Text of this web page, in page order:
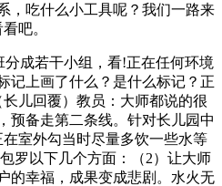
，吃什么小工具呢？我们一路来
吧。
成若干小组，看!正在任何环境
记上画了什么？是什么标记？正
儿回覆）教员：大师都说的很
预备走第二条线。针对长儿园中
室外勾当时尽量多饮一些水等
罗以下几个方面：（2）让大师
的幸福，成果变成悲剧。水火无